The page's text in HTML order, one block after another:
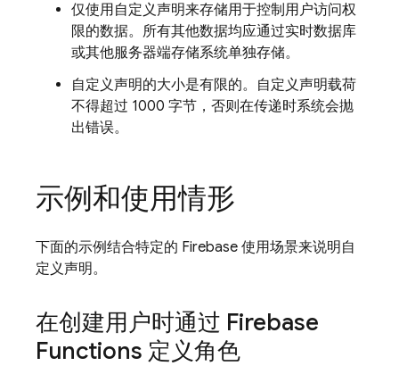
仅使用自定义声明来存储用于控制用户访问权
限的数据。所有其他数据均应通过实时数据库
或其他服务器端存储系统单独存储。
自定义声明的大小是有限的。自定义声明载荷
不得超过 1000 字节，否则在传递时系统会抛
出错误。
示例和使用情形
下面的示例结合特定的 Firebase 使用场景来说明自
定义声明。
在创建用户时通过 Firebase
Functions 定义角色